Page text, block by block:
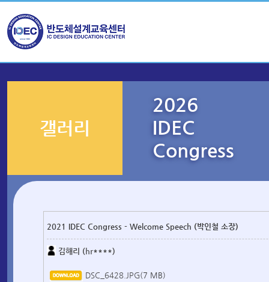
갤러리
2026
IDEC
Congress
2021 IDEC Congress - Welcome Speech (박인철 소장)
김해리 (hr****)
DSC_6428.JPG(7 MB)